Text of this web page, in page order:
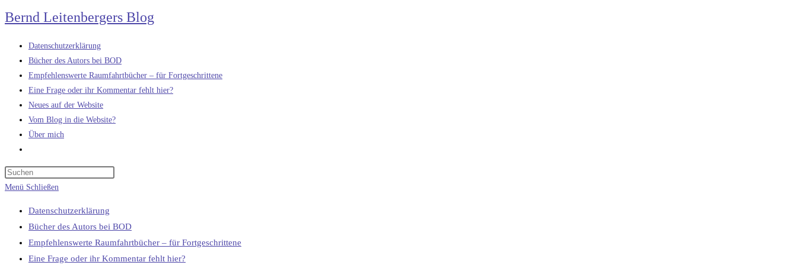
Zum
Inhalt
springen
Bernd Leitenbergers Blog
Datenschutzerklärung
Bücher des Autors bei BOD
Empfehlenswerte Raumfahrtbücher – für Fortgeschrittene
Eine Frage oder ihr Kommentar fehlt hier?
Neues auf der Website
Vom Blog in die Website?
Über mich
umschalten
Menü Schließen
Datenschutzerklärung
Bücher des Autors bei BOD
Empfehlenswerte Raumfahrtbücher – für Fortgeschrittene
Eine Frage oder ihr Kommentar fehlt hier?